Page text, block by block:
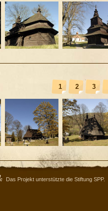
1 2 3
Das Projekt unterstützte die Stiftung SPP.